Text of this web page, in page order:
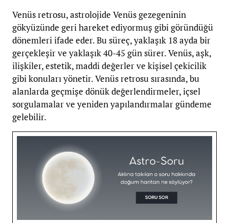
Venüs retrosu, astrolojide Venüs gezegeninin
gökyüzünde geri hareket ediyormuş gibi göründüğü
dönemleri ifade eder. Bu süreç, yaklaşık 18 ayda bir
gerçekleşir ve yaklaşık 40-45 gün sürer. Venüs, aşk,
ilişkiler, estetik, maddi değerler ve kişisel çekicilik
gibi konuları yönetir. Venüs retrosu sırasında, bu
alanlarda geçmişe dönük değerlendirmeler, içsel
sorgulamalar ve yeniden yapılandırmalar gündeme
gelebilir.